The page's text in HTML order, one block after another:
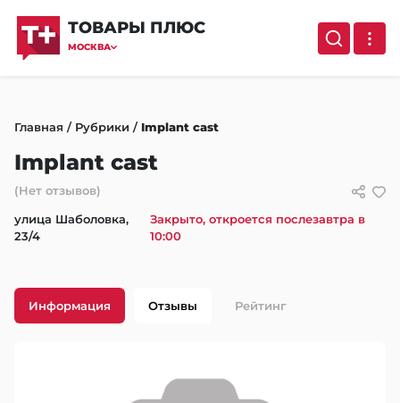
ТОВАРЫ ПЛЮС
МОСКВА
Главная / Рубрики / Implant cast
Implant cast
(Нет отзывов)
улица Шаболовка,
23/4
Закрыто, откроется послезавтра в
10:00
Информация Отзывы Рейтинг